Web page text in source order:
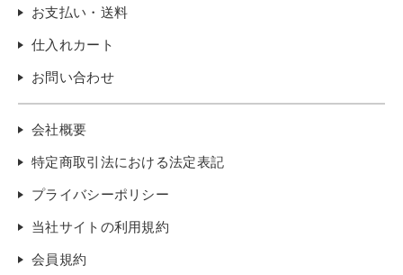
お支払い・送料
仕入れカート
お問い合わせ
会社概要
特定商取引法における法定表記
プライバシーポリシー
当社サイトの利用規約
会員規約